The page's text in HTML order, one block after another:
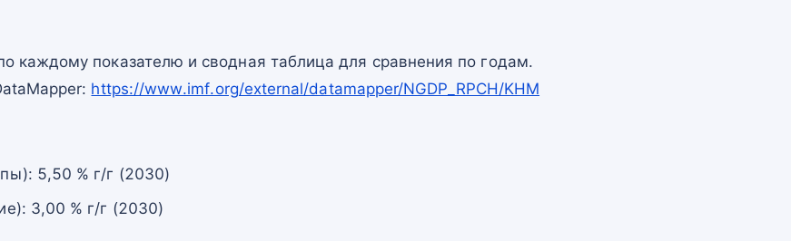
каждому показателю и сводная таблица для сравнения по годам.
https://www.imf.org/external/datamapper/NGDP_RPCH/KHM
5,50 % г/г (2030)
3,00 % г/г (2030)